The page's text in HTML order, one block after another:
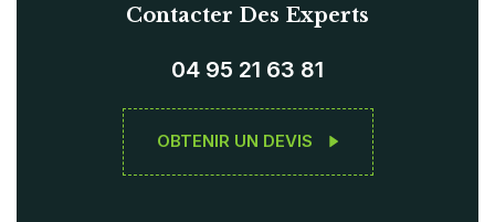
Contacter Des Experts
04 95 21 63 81
OBTENIR UN DEVIS